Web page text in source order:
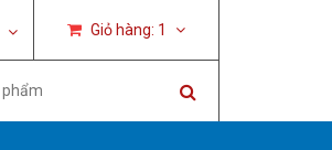
Giỏ hàng: 1